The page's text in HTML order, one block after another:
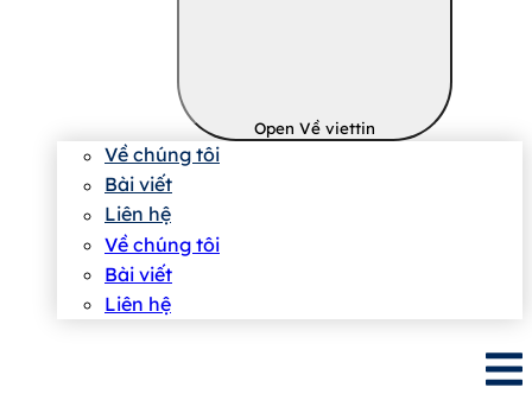
Open Về viettin
Về chúng tôi
Bài viết
Liên hệ
Về chúng tôi
Bài viết
Liên hệ